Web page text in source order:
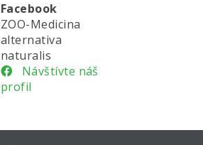
Facebook
ZOO-Medicina
alternativa
naturalis
Návštívte náš
profil